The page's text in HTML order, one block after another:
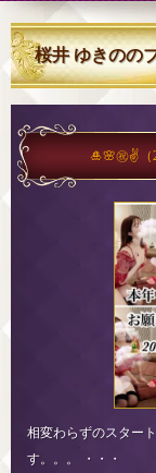
桜井 ゆきのの
🎍🌸㊗️✌️
相変わらずのスター
す。。。 ・・・